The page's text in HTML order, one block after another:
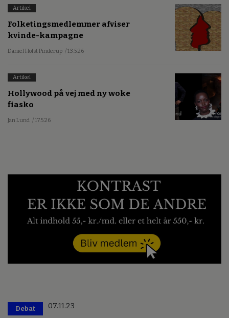
Artikel
Folketingsmedlemmer afviser
kvinde-kampagne
Daniel Holst Pinderup / 13.5.26
Artikel
Hollywood på vej med ny woke
fiasko
Jan Lund / 17.5.26
Debat 07.11.23